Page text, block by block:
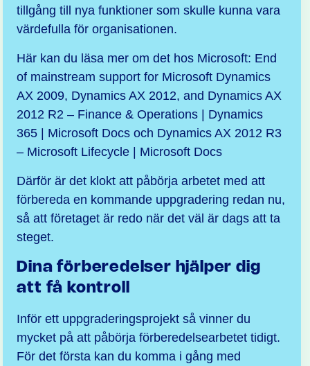
tillgång till nya funktioner som skulle kunna vara
värdefulla för organisationen.
Här kan du läsa mer om det hos Microsoft: End
of mainstream support for Microsoft Dynamics
AX 2009, Dynamics AX 2012, and Dynamics AX
2012 R2 – Finance & Operations | Dynamics
365 | Microsoft Docs och Dynamics AX 2012 R3
– Microsoft Lifecycle | Microsoft Docs
Därför är det klokt att påbörja arbetet med att
förbereda en kommande uppgradering redan nu,
så att företaget är redo när det väl är dags att ta
steget.
Dina förberedelser hjälper dig
att få kontroll
Inför ett uppgraderingsprojekt så vinner du
mycket på att påbörja förberedelsearbetet tidigt.
För det första kan du komma i gång med